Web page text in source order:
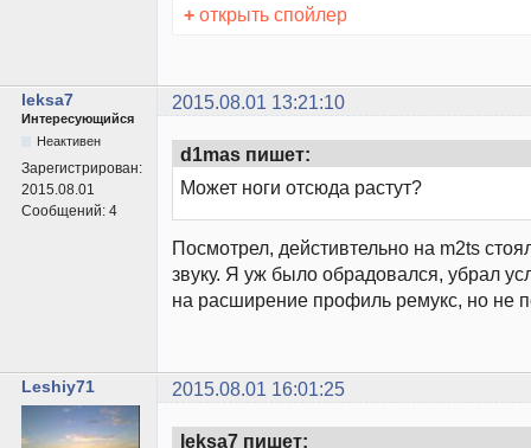
+ открыть спойлер
leksa7 2015.08.01 13:21:10
Интересующийся
Неактивен
Зарегистрирован:
2015.08.01
Сообщений: 4
d1mas пишет:
Может ноги отсюда растут?
Посмотрел, дейстивтельно на m2ts
звуку. Я уж было обрадовался, убрал
на расширение профиль ремукс, но не
Leshiy71 2015.08.01 16:01:25
leksa7 пишет: